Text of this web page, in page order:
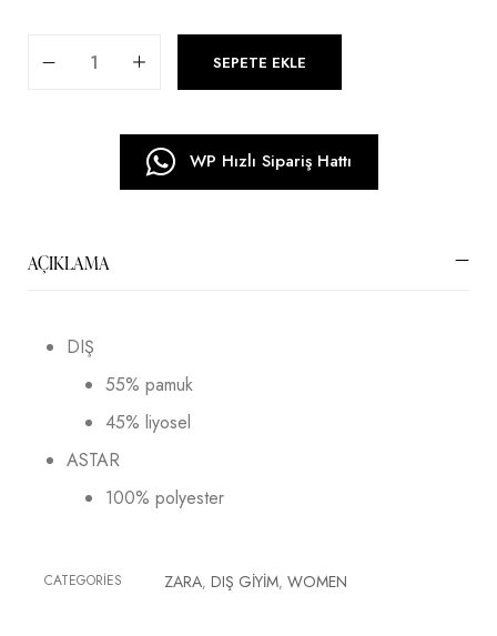
SEPETE EKLE
WP Hızlı Sipariş Hattı
AÇIKLAMA
DIŞ
55% pamuk
45% liyosel
ASTAR
100% polyester
CATEGORIES ZARA, DIŞ GİYİM, WOMEN